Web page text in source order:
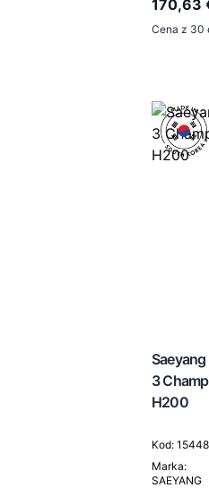
170,63
Cena z 30
3
H200
Kod:
Marka:
SAEYANG